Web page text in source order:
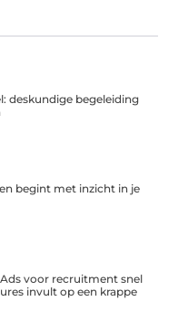
deskundige begeleiding
begint met inzicht in je
voor recruitment snel
invult op een krappe